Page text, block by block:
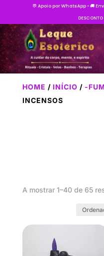
💬 Apoio por WhatsApp • 🚚
HOME / INÍCIO / -
INCENSOS
A mostrar 1–40 de 65